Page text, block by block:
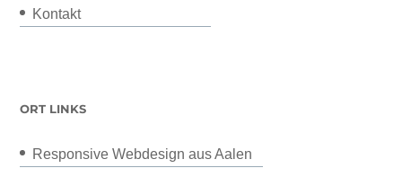
Kontakt
ORT LINKS
Responsive Webdesign aus Aalen